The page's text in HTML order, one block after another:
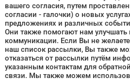
вашего согласия, путем
согласии - галочки) о новых
предложениях и различных
Они также помогают нам улучшать
коммуникации. Если Вы не
наш список рассылки, Вы также
отказаться от рассылки путём
указанным контактам для обратной
связи. Мы также можем